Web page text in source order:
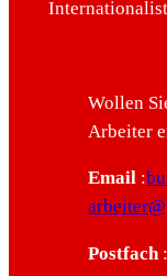
Wollen
Arbeiter
Email:
Postfach: